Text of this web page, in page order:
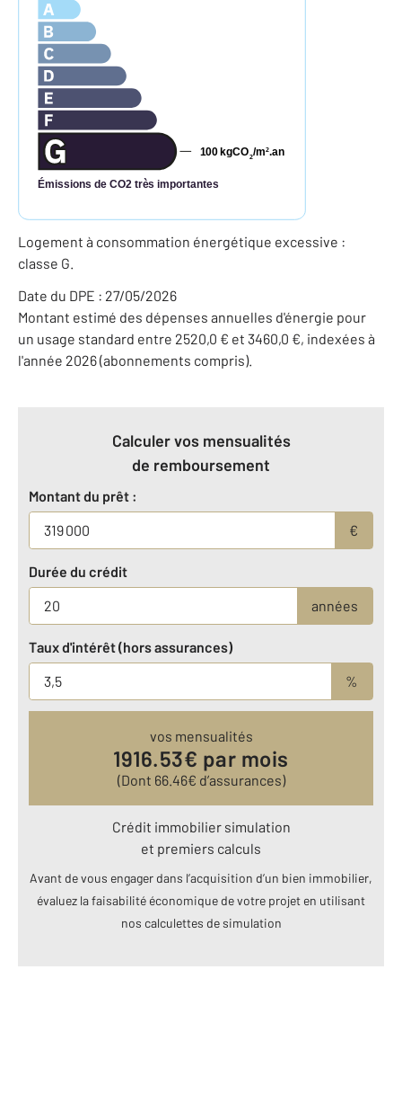
Émissions de CO2 très importantes
kgCO2/m2.an
100
Logement à consommation énergétique excessive :
classe G.
Date du DPE : 27/05/2026
Montant estimé des dépenses annuelles d'énergie pour
un usage standard entre 2520,0 € et 3460,0 €, indexées à
l'année 2026 (abonnements compris).
Calculer vos mensualités
de remboursement
Montant du prêt :
€
Durée du crédit
années
Taux d'intérêt (hors assurances)
%
vos mensualités
1916.53€ par mois
(Dont 66.46€ d’assurances)
Crédit immobilier simulation
et premiers calculs
Avant de vous engager dans l’acquisition d’un bien immobilier,
évaluez la faisabilité économique de votre projet en utilisant
nos calculettes de simulation